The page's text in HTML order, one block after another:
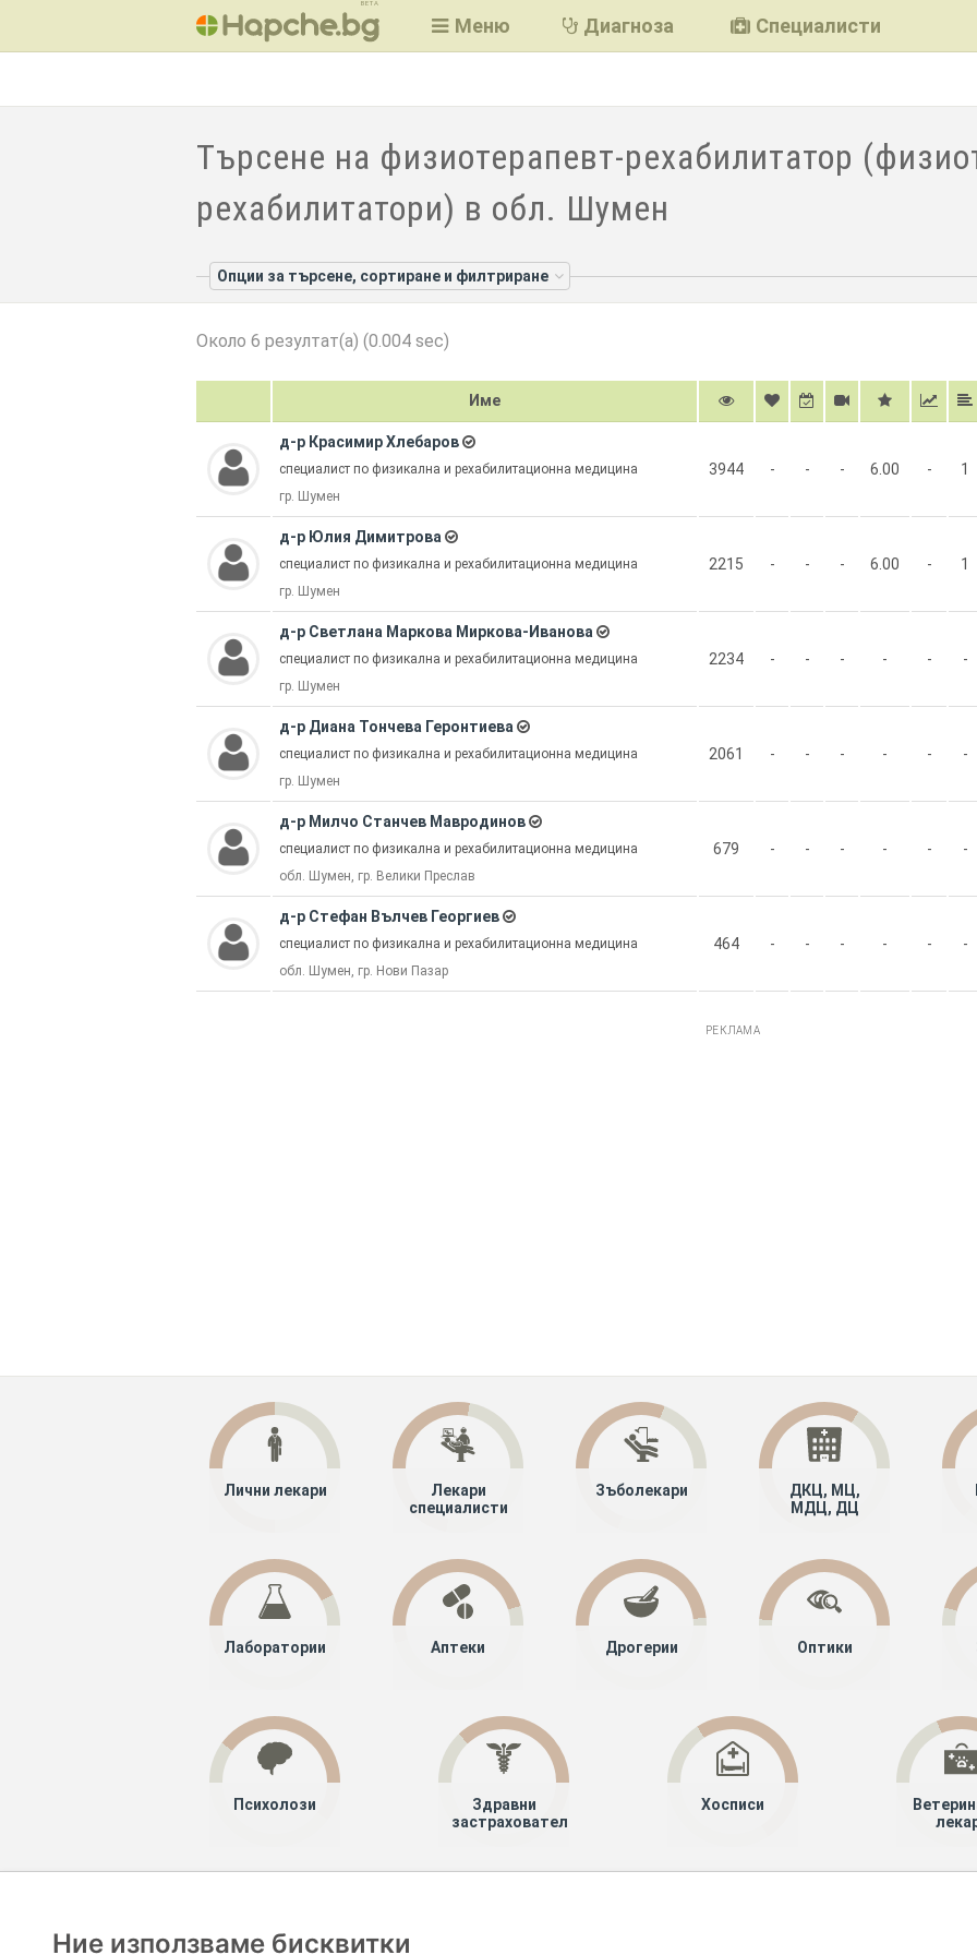
BETA
Меню Диагноза Специалисти
Търсене на физиотерапевт-рехабилитатор
рехабилитатори) в обл. Шумен
Опции за търсене, сортиране и филтриране
Около 6 резултат(а) (0.004 sec)
Име
д-р Красимир Хлебаров
специалист по физикална и рехабилитационна медицина
гр. Шумен
3944 - - - 6.00 - 1
д-р Юлия Димитрова
специалист по физикална и рехабилитационна медицина
гр. Шумен
2215 - - - 6.00 - 1
д-р Светлана Маркова Миркова-Иванова
специалист по физикална и рехабилитационна медицина
гр. Шумен
2234 - - - - - -
д-р Диана Тончева Геронтиева
специалист по физикална и рехабилитационна медицина
гр. Шумен
2061 - - - - - -
д-р Милчо Станчев Мавродинов
специалист по физикална и рехабилитационна медицина
обл. Шумен, гр. Велики Преслав
679 - - - - - -
д-р Стефан Вълчев Георгиев
специалист по физикална и рехабилитационна медицина
обл. Шумен, гр. Нови Пазар
464 - - - - - -
РЕКЛАМА
Лични лекари
Лекари
специалисти
Зъболекари
ДКЦ, МЦ,
МДЦ, ДЦ
Лаборатории Аптеки Дрогерии Оптики
Психолози
Здравни
застрахователи
Хосписи
Ние използваме бисквитки